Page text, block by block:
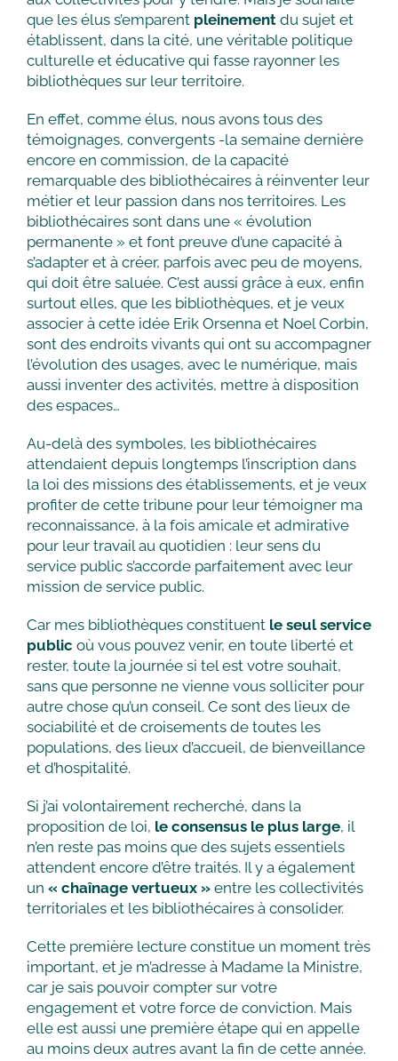
que les élus s’emparent pleinementdu sujet et
établissent, dans la cité, une véritable politique
culturelle et éducative qui fasse rayonner les
bibliothèques sur leur territoire.
En effet, comme élus, nous avons tous des
témoignages, convergents -la semaine dernière
encore en commission, de la capacité
remarquable des bibliothécaires à réinventer leur
métier et leur passion dans nos territoires. Les
bibliothécaires sont dans une « évolution
permanente » et font preuve d’une capacité à
s’adapter et à créer, parfois avec peu de moyens,
qui doit être saluée. C’est aussi grâce à eux, enfin
surtout elles, que les bibliothèques, et je veux
associer à cette idée Erik Orsenna et Noel Corbin,
sont des endroits vivants qui ont su accompagner
l’évolution des usages, avec le numérique, mais
aussi inventer des activités, mettre à disposition
des espaces…
Au-delà des symboles, les bibliothécaires
attendaient depuis longtemps l’inscription dans
la loi des missions des établissements, et je veux
profiter de cette tribune pour leur témoigner ma
reconnaissance, à la fois amicale et admirative
pour leur travail au quotidien : leur sens du
service public s’accorde parfaitement avec leur
mission de service public.
Car mes bibliothèques constituent le seul service
public où vous pouvez venir, en toute liberté et
rester, toute la journée si tel est votre souhait,
sans que personne ne vienne vous solliciter pour
autre chose qu’un conseil. Ce sont des lieux de
sociabilité et de croisements de toutes les
populations, des lieux d’accueil, de bienveillance
et d’hospitalité.
Si j’ai volontairement recherché, dans la
proposition de loi, le consensus le plus large, il
n’en reste pas moins que des sujets essentiels
attendent encore d’être traités. Il y a également
un « chaînage vertueux »entre les collectivités
territoriales et les bibliothécaires à consolider.
Cette première lecture constitue un moment très
important, et je m’adresse à Madame la Ministre,
car je sais pouvoir compter sur votre
engagement et votre force de conviction. Mais
elle est aussi une première étape qui en appelle
au moins deux autres avant la fin de cette année.